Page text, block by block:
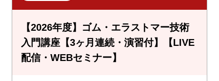
【2026年度】ゴム・エラストマー技術
入門講座【3ヶ月連続・演習付】【LIVE
配信・WEBセミナー】